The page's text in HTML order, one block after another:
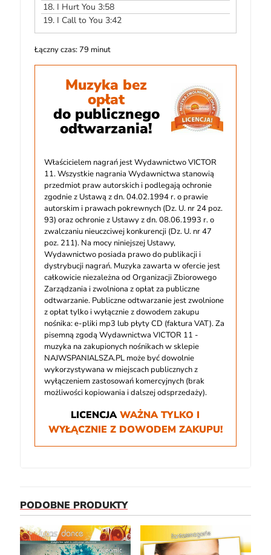
18. I Hurt You 3:58
19. I Call to You 3:42
Łączny czas: 79 minut
Muzyka bez
opłat
do publicznego
odtwarzania!
Właścicielem nagrań jest Wydawnictwo VICTOR
11. Wszystkie nagrania Wydawnictwa stanowią
przedmiot praw autorskich i podlegają ochronie
zgodnie z Ustawą z dn. 04.02.1994 r. o prawie
autorskim i prawach pokrewnych (Dz. U. nr 24 poz.
93) oraz ochronie z Ustawy z dn. 08.06.1993 r. o
zwalczaniu nieuczciwej konkurencji (Dz. U. nr 47
poz. 211). Na mocy niniejszej Ustawy,
Wydawnictwo posiada prawo do publikacji i
dystrybucji nagrań. Muzyka zawarta w ofercie jest
całkowicie niezależna od Organizacji Zbiorowego
Zarządzania i zwolniona z opłat za publiczne
odtwarzanie. Publiczne odtwarzanie jest zwolnione
z opłat tylko i wyłącznie z dowodem zakupu
nośnika: e-pliki mp3 lub płyty CD (faktura VAT). Za
pisemną zgodą Wydawnictwa VICTOR 11 -
muzyka na zakupionych nośnikach w sklepie
NAJWSPANIALSZA.PL może być dowolnie
wykorzystywana w miejscach publicznych z
wyłączeniem zastosowań komercyjnych (brak
możliwości kopiowania i dalszej odsprzedaży).
LICENCJA WAŻNA TYLKO I
WYŁĄCZNIE Z DOWODEM ZAKUPU!
PODOBNE PRODUKTY